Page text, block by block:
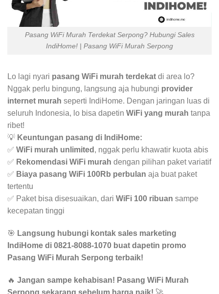
Pasang WiFi Murah Terdekat Serpong? Hubungi Sales
IndiHome! | Pasang WiFi Murah Serpong
Lo lagi nyari pasang WiFi murah terdekat di area lo?
Nggak perlu bingung, langsung aja hubungi provider
internet murah seperti IndiHome. Dengan jaringan luas di
seluruh Indonesia, lo bisa dapetin WiFi yang murah tanpa
ribet!
💡 Keuntungan pasang di IndiHome:
✅ WiFi murah unlimited , nggak perlu khawatir kuota abis
✅ Rekomendasi WiFi murah dengan pilihan paket variatif
✅ Biaya pasang WiFi 100Rb perbulan aja buat paket
tertentu
✅ Paket bisa disesuaikan, dari WiFi 100 ribuan sampe
kecepatan tinggi
🎯 Langsung hubungi kontak sales marketing
IndiHome di 0821-8088-1070 buat dapetin promo
Pasang WiFi Murah Serpong terbaik!
🔥 Jangan sampe kehabisan! Pasang WiFi Murah
Serpong sekarang sebelum harga naik! 🚀